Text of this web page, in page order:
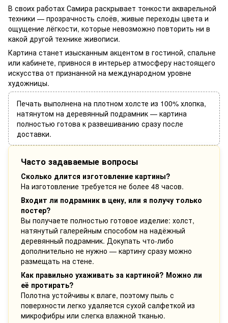
В своих работах Самира раскрывает тонкости акварельной
техники — прозрачность слоёв, живые переходы цвета и
ощущение лёгкости, которые невозможно повторить ни в
какой другой технике живописи.
Картина станет изысканным акцентом в гостиной, спальне
или кабинете, привнося в интерьер атмосферу настоящего
искусства от признанной на международном уровне
художницы.
Печать выполнена на плотном холсте из 100% хлопка,
натянутом на деревянный подрамник — картина
полностью готова к развешиванию сразу после
доставки.
Часто задаваемые вопросы
Сколько длится изготовление картины?
На изготовление требуется не более 48 часов.
Входит ли подрамник в цену, или я получу только
постер?
Вы получаете полностью готовое изделие: холст,
натянутый галерейным способом на надёжный
деревянный подрамник. Докупать что-либо
дополнительно не нужно — картину сразу можно
размещать на стене.
Как правильно ухаживать за картиной? Можно ли
её протирать?
Полотна устойчивы к влаге, поэтому пыль с
поверхности легко удаляется сухой салфеткой из
микрофибры или слегка влажной тканью.